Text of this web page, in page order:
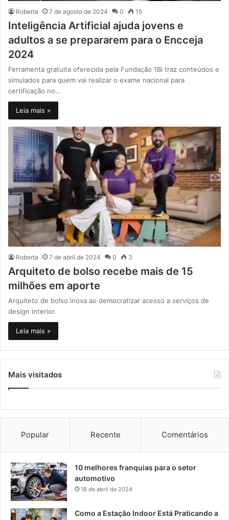
Roberta 7 de agosto de 2024 0 15
Inteligência Artificial ajuda jovens e
adultos a se prepararem para o Encceja
2024
Ferramenta gratuita oferecida pela Fundação 1Bi traz conteúdos e
simulados para quem vai realizar o exame nacional para
certificação no…
Leia mais »
Roberta 7 de abril de 2024 0 3
Arquiteto de bolso recebe mais de 15
milhões em aporte
Arquiteto de bolso inova ao democratizar acesso a serviços de
design interior.
Leia mais »
Mais visitados
Popular Recente Comentários
10 melhores franquias para o setor
automotivo
18 de abril de 2024
Como a Estação Indoor Está Praticando a